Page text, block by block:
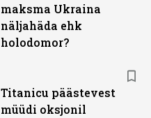
maksma Ukraina
näljahäda ehk
holodomor?
Titanicu päästevest
müüdi oksjonil